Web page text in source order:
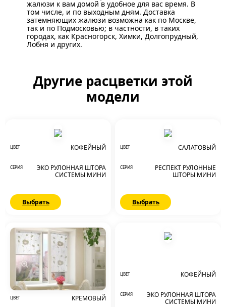
жалюзи к вам домой в удобное для вас время. В
том числе, и по выходным дням. Доставка
затемняющих жалюзи возможна как по Москве,
так и по Подмосковью; в частности, в таких
городах, как Красногорск, Химки, Долгопрудный,
Лобня и других.
Другие расцветки этой
модели
ЦВЕТ КОФЕЙНЫЙ
СЕРИЯ
ЭКО РУЛОННАЯ ШТОРА
СИСТЕМЫ МИНИ
Выбрать
ЦВЕТ САЛАТОВЫЙ
СЕРИЯ
РЕСПЕКТ РУЛОННЫЕ
ШТОРЫ МИНИ
Выбрать
ЦВЕТ КРЕМОВЫЙ
ЦВЕТ КОФЕЙНЫЙ
СЕРИЯ
ЭКО РУЛОННАЯ ШТОРА
СИСТЕМЫ МИНИ